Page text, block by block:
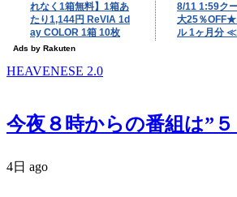
HEAVENESE 2.0
今夜８時からの番組は”５
4日 ago